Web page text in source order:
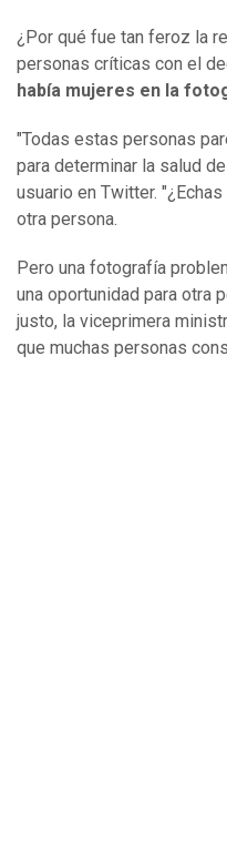
¿Por qué fue tan feroz la
personas críticas con el
había mujeres en la
"Todas estas personas
para determinar la salud
usuario en Twitter.
otra persona.
Pero una fotografía
una oportunidad para otra
justo, la viceprimera
que muchas personas